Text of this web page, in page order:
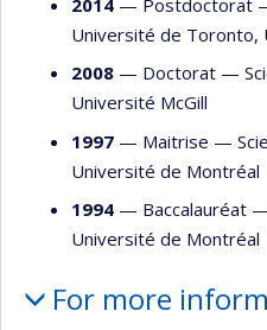
Université de Toronto,
2008 — Doctorat —
Université McGill
1997 — Maitrise —
Université de Montréal
1994 — Baccalauréat
Université de Montréal
For more